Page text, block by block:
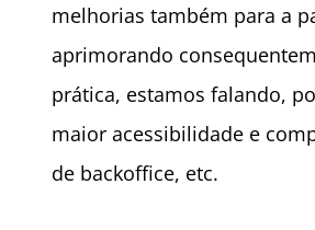
melhorias também para a
aprimorando
prática, estamos falando,
maior acessibilidade e
de backoffice, etc.